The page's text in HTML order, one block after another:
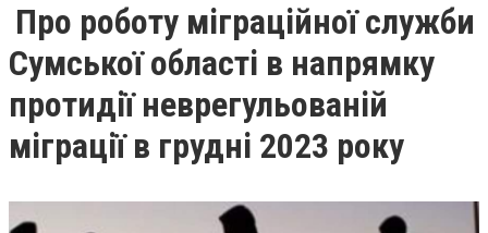
Про роботу міграційної служби
Сумської області в напрямку
протидії неврегульованій
міграції в грудні 2023 року